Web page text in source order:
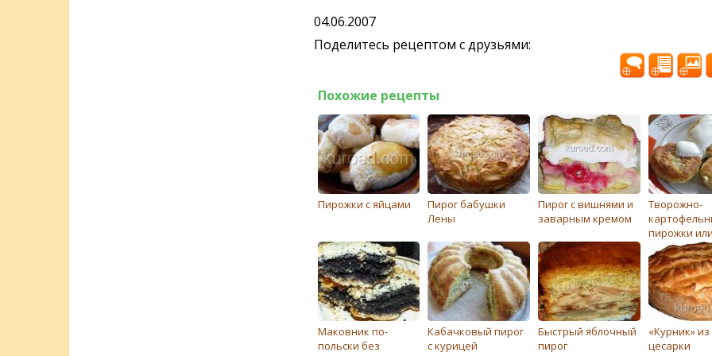
04.06.2007
Поделитесь рецептом с друзьями:
Похожие рецепты
Пирожки с яйцами
Пирог бабушки
Лены
Пирог с вишнями и
заварным кремом
Творожно-
пирожки
котлеты
Маковник по-
польски без
Кабачковый пирог
с курицей
Быстрый яблочный
пирог
«Курник» из
цесарки